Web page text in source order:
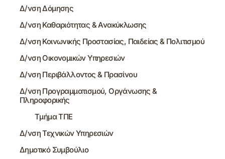
Δ/νση Δόμησης
Δ/νση Καθαριότητας & Ανακύκλωσης
Δ/νση Κοινωνικής Προστασίας, Παιδείας & Πολιτισμού
Δ/νση Οικονομικών Υπηρεσιών
Δ/νση Περιβάλλοντος & Πρασίνου
Δ/νση Προγραμματισμού, Οργάνωσης &
Πληροφορικής
Τμήμα ΤΠΕ
Δ/νση Τεχνικών Υπηρεσιών
Δημοτικό Συμβούλιο